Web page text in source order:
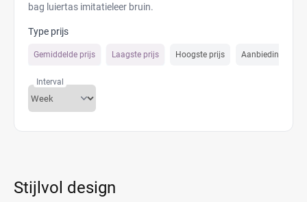
bag luiertas imitatieleer bruin.
Type prijs
Gemiddelde prijs Laagste prijs Hoogste prijs Aanbiedings prijs
Interval
Stijlvol design